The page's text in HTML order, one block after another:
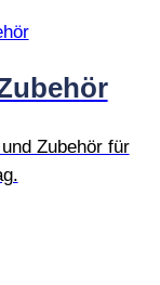
Zubehör für